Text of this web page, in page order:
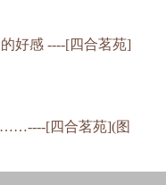
好感 ----[四合茗苑]
[四合茗苑](图